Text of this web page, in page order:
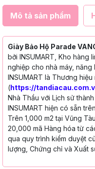
Mô tả sản phẩm
Giày Bảo Hộ Parade
bởi INSUMART, Kho hàng
nghiệp cho nhà máy,
INSUMART là Thương
(https://
Nhà Thầu với Lịch sử
INSUMART hiện có sẵn
Trên 1,000 m2 tại Vũng
20,000 mã Hàng hóa từ
qua quy trình kiểm duyệt
lượng, Chứng chỉ và Xuất